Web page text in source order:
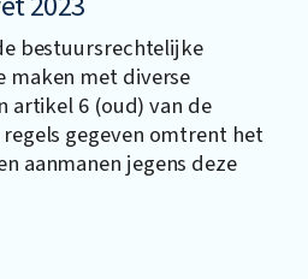
bestuursrechtelijke
maken met diverse
artikel 6 (oud) van de
gegeven omtrent het
aanmanen jegens deze